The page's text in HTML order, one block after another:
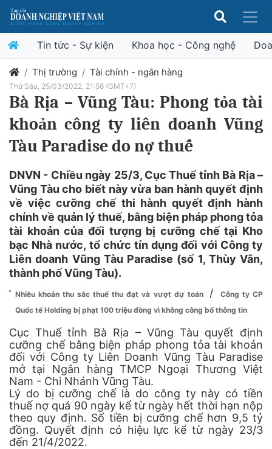
Tin tức - Sự kiện Khoa học - Công nghệ
Thị trường Tài chính - ngân hàng
Thứ Sáu, 25/03/2022, 21:56 (GMT+7)
Bà Rịa – Vũng Tàu: Phong tỏa tài
khoản công ty liên doanh Vũng
Tàu Paradise do nợ thuế
DNVN - Chiều ngày 25/3, Cục Thuế tỉnh Bà Rịa –
Vũng Tàu cho biết này vừa ban hành quyết định
về việc cưỡng chế thi hành quyết định hành
chính về quản lý thuế, bằng biện pháp phong tỏa
tài khoản của đối tượng bị cưỡng chế tại Kho
bạc Nhà nước, tổ chức tín dụng đối với Công ty
Liên doanh Vũng Tàu Paradise (số 1, Thùy Vân,
thành phố Vũng Tàu).
Nhiều khoản thu sắc thuế thu đạt và vượt dự toán /
Công ty CP
Quốc tế Holding bị phạt 100 triệu đồng vì không công bố thông tin
Cục Thuế tỉnh Bà Rịa – Vũng Tàu quyết định
cưỡng chế bằng biện pháp phong tỏa tài khoản
đối với Công ty Liên Doanh Vũng Tàu Paradise
mở tại Ngân hàng TMCP Ngoại Thương Việt
Nam - Chi Nhánh Vũng Tàu.
Lý do bị cưỡng chế là do công ty này có tiền
thuế nợ quá 90 ngày kể từ ngày hết thời hạn nộp
theo quy định. Số tiền bị cưỡng chế hơn 9,5 tỷ
đồng. Quyết định có hiệu lực kể từ ngày 23/3
đến 21/4/2022.